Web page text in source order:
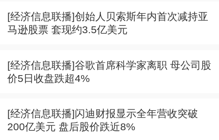
[经济信息联播]创始人贝索斯年内首次减持亚
马逊股票 套现约3.5亿美元
[经济信息联播]谷歌首席科学家离职 母公司股
价5日收盘跌超4%
[经济信息联播]闪迪财报显示全年营收突破
200亿美元 盘后股价跌近8%